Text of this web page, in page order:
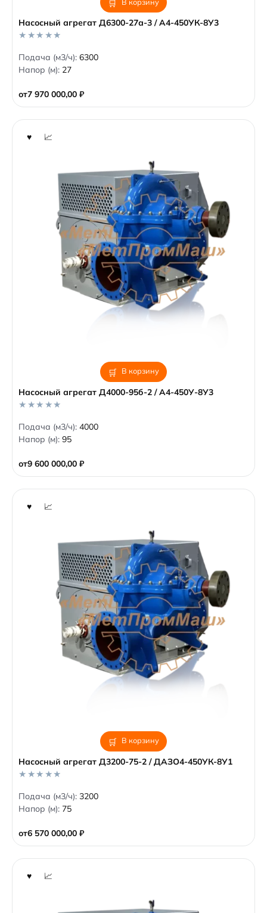
Насосный агрегат Д6300-27а-3 / А4-450УК-8У3
от7 970 000,00 ₽
0
o
u
f
5
Подача (м3/ч): 6300
Напор (м): 27
В корзину
Насосный агрегат Д4000-95б-2 / А4-450У-8У3
от9 600 000,00 ₽
0
o
u
f
5
Подача (м3/ч): 4000
Напор (м): 95
В корзину
Насосный агрегат Д3200-75-2 / ДАЗО4-450УК-8У1
от6 570 000,00 ₽
0
o
u
f
5
Подача (м3/ч): 3200
Напор (м): 75